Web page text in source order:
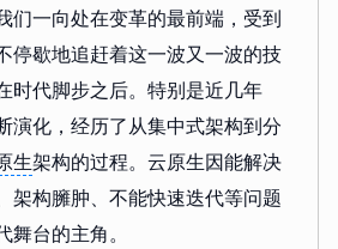
们一向处在变革的最前端，受到
停歇地追赶着这一波又一波的技
时代脚步之后。特别是近几年
演化，经历了从集中式架构到分
生架构的过程。云原生因能解决
架构臃肿、不能快速迭代等问题
台的主角。